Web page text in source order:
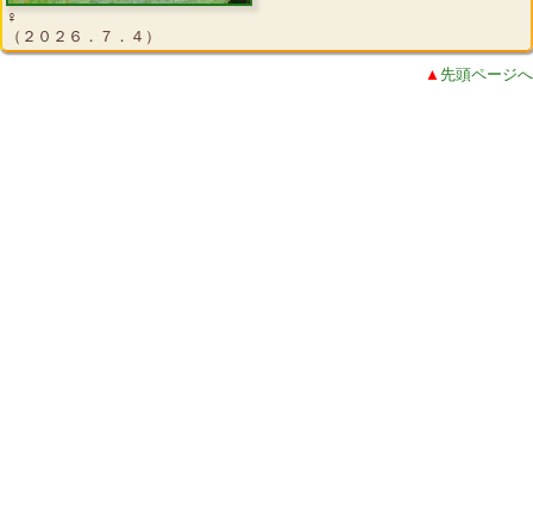
♀
（２０２６．７．４）
▲ 先頭ページへ